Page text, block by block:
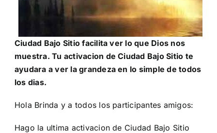
Ciudad Bajo Sitio facilita ver lo que Dios nos
muestra. Tu activacion de Ciudad Bajo Sitio te
ayudara a ver la grandeza en lo simple de todos
los dias.
Hola Brinda y a todos los participantes amigos:
Hago la ultima activacion de Ciudad Bajo Sitio